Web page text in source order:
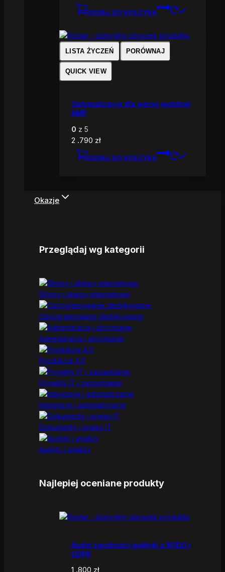
DODAJ DO KOSZYKA
LISTA ŻYCZEŃ PORÓWNAJ
QUICK VIEW
Optymalizacja dla wersji mobilnej
AMP
0 z 5
2 .790 zł
DODAJ DO KOSZYKA
Okazje
Przeglądaj wg kategorii
Strony i sklepy internetowe
Oprogramowanie dedykowane
Administracja i utrzymanie
Produkcja 4.0
Projekty IT i zarządzanie
Integracje i automatyzacje
Dokumenty i prawo IT
Audyty i analizy
Najlepiej oceniane produkty
Audyt zgodności polityki z RODO i
GDPR
1 .800 zł